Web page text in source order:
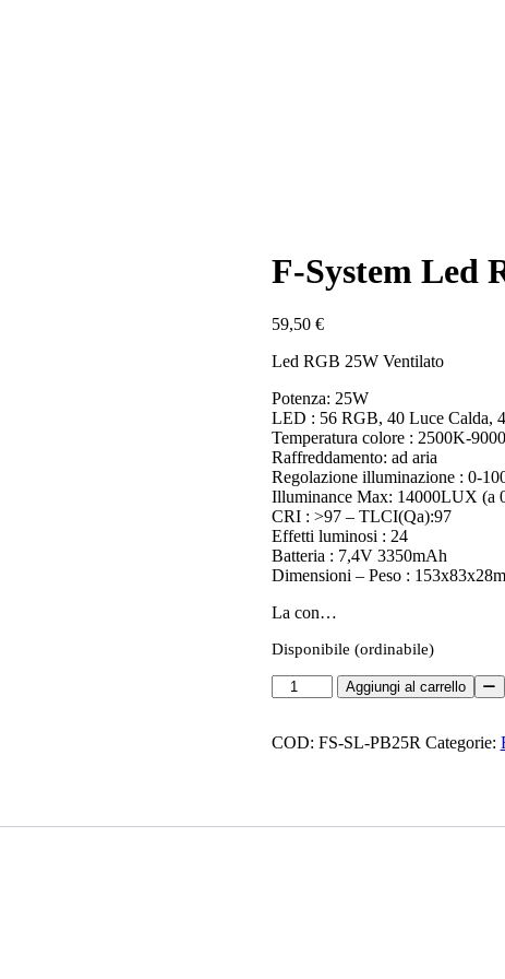
F-System Led
59,50 €
Led RGB 25W Ventilato
Potenza: 25W
LED : 56 RGB, 40 Luce Calda,
Temperatura colore : 2500K-
Raffreddamento: ad aria
Regolazione illuminazione : 0-
Illuminance Max: 14000LUX (a
CRI : >97 – TLCI(Qa):97
Effetti luminosi : 24
Batteria : 7,4V 3350mAh
Dimensioni – Peso :
La con…
Disponibile (ordinabile)
System
RGB
Aggiungi al carrello
COD: FS-SL-PB25R Categorie: